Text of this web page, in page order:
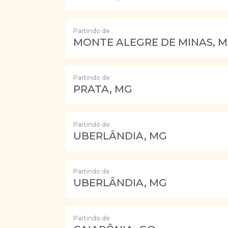
Partindo de
MONTE ALEGRE DE MINAS,
Partindo de
PRATA, MG
Partindo de
UBERLÂNDIA, MG
Partindo de
UBERLÂNDIA, MG
Partindo de